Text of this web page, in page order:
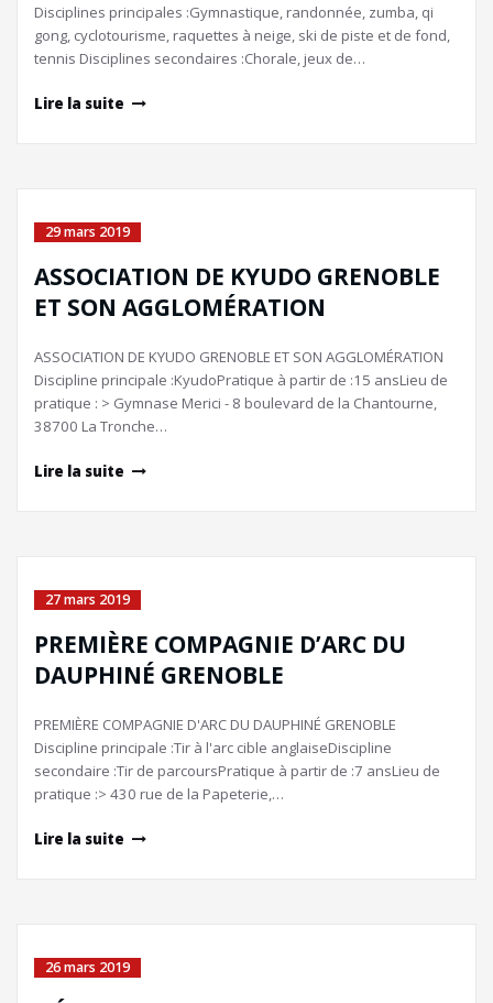
Disciplines principales :Gymnastique, randonnée, zumba, qi
gong, cyclotourisme, raquettes à neige, ski de piste et de fond,
tennis Disciplines secondaires :Chorale, jeux de…
Lire la suite
29 mars 2019
ASSOCIATION DE KYUDO GRENOBLE
ET SON AGGLOMÉRATION
ASSOCIATION DE KYUDO GRENOBLE ET SON AGGLOMÉRATION
Discipline principale :KyudoPratique à partir de :15 ansLieu de
pratique : > Gymnase Merici - 8 boulevard de la Chantourne,
38700 La Tronche…
Lire la suite
27 mars 2019
PREMIÈRE COMPAGNIE D’ARC DU
DAUPHINÉ GRENOBLE
PREMIÈRE COMPAGNIE D'ARC DU DAUPHINÉ GRENOBLE
Discipline principale :Tir à l'arc cible anglaiseDiscipline
secondaire :Tir de parcoursPratique à partir de :7 ansLieu de
pratique :> 430 rue de la Papeterie,…
Lire la suite
26 mars 2019